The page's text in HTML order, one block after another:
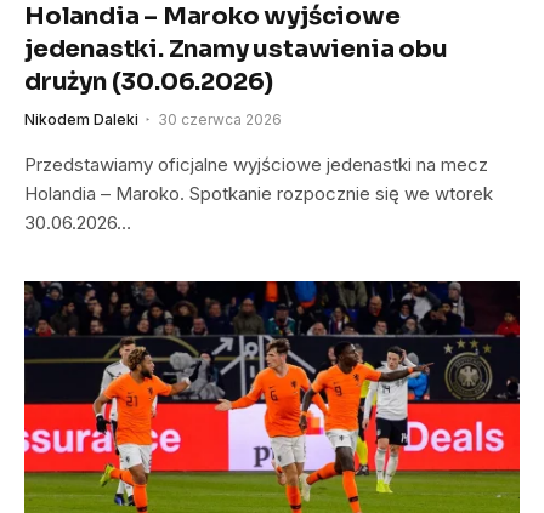
Holandia – Maroko wyjściowe
jedenastki. Znamy ustawienia obu
drużyn (30.06.2026)
Nikodem Daleki 30 czerwca 2026
Przedstawiamy oficjalne wyjściowe jedenastki na mecz
Holandia – Maroko. Spotkanie rozpocznie się we wtorek
30.06.2026…